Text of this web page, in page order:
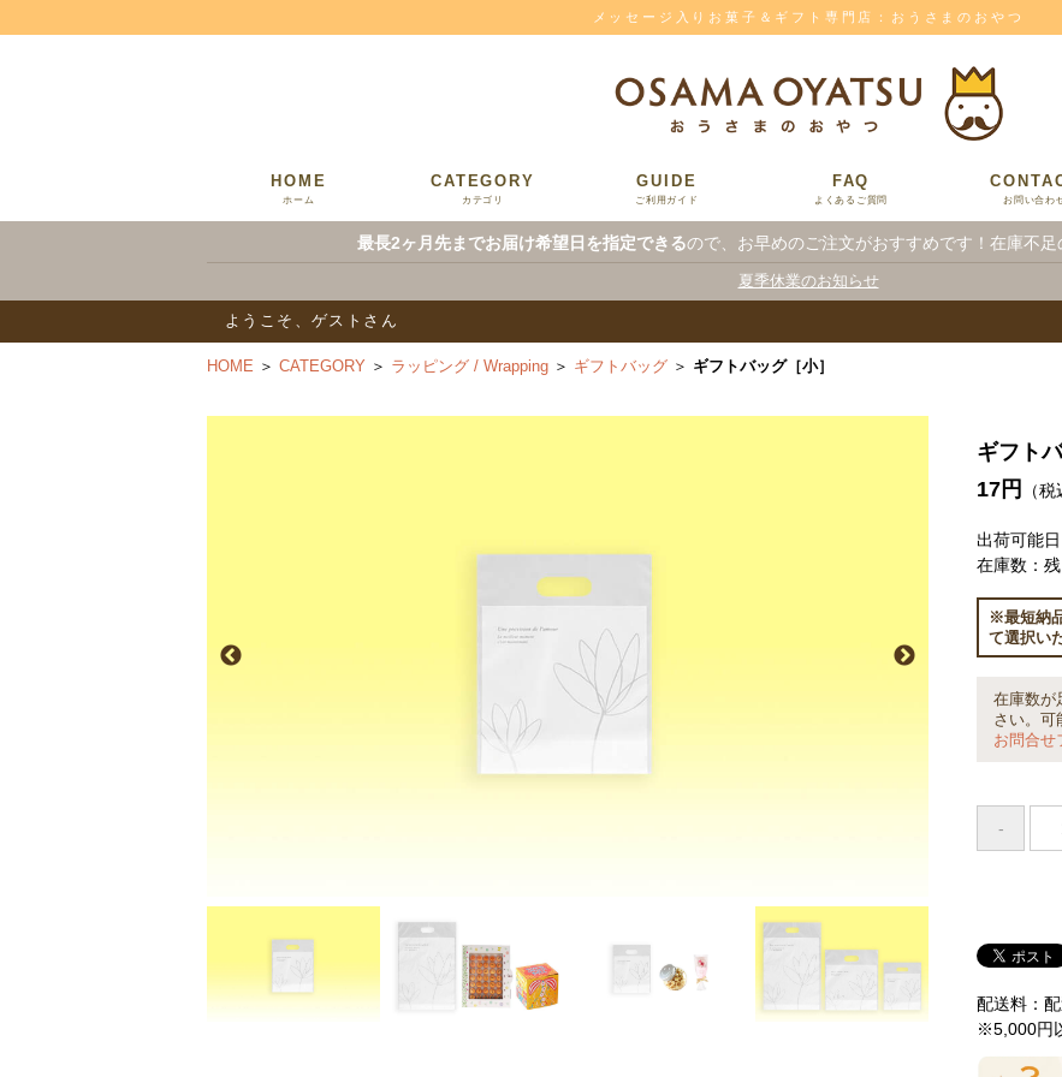
メッセージ入りお菓子＆ギフト専門店：おうさまのおやつ
HOME
ホーム
CATEGORY
カテゴリ
GUIDE
ご利用ガイド
FAQ
よくあるご質問 お問い合わ
最長2ヶ月先までお届け希望日を指定できるので、お早めのご注文がおすすめです！在庫不足
夏季休業のお知らせ
ようこそ、ゲストさん
HOME ＞ CATEGORY ＞ ラッピング / Wrapping ＞ ギフトバッグ ＞ ギフトバッグ［小］
ギフト
17円
（税
出荷可能
在庫数：
※最短納
て選択い
在庫数が
さい。可
お問合せ
配送料：
※5,000円